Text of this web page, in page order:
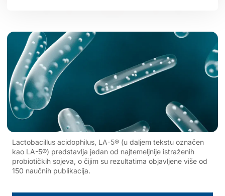
Lactobacillus acidophilus, LA-5® (u daljem tekstu označen
kao LA-5®) predstavlja jedan od najtemeljnije istraženih
probiotičkih sojeva, o čijim su rezultatima objavljene više od
150 naučnih publikacija.